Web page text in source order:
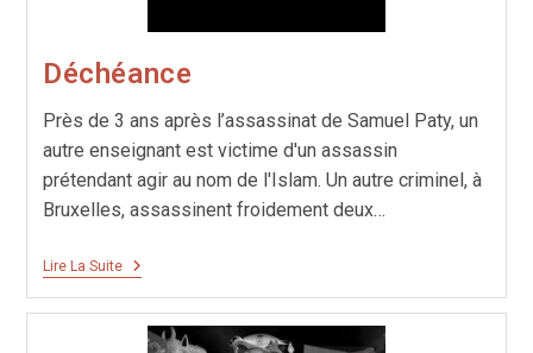
Déchéance
Près de 3 ans après l’assassinat de Samuel Paty, un
autre enseignant est victime d'un assassin
prétendant agir au nom de l'Islam. Un autre criminel, à
Bruxelles, assassinent froidement deux…
Lire La Suite Déchéance